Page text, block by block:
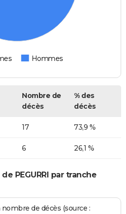
Hommes
Nombre de
décès
% des
décès
17 73,9 %
6 26,1 %
PEGURRI par tranche
de décès (source :